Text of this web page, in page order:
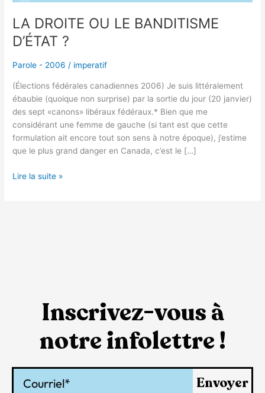
LA DROITE OU LE BANDITISME
D’ÉTAT ?
Parole - 2006 / imperatif
(Élections fédérales canadiennes 2006) Je suis littéralement
ébaubie (quoique non surprise) par la sortie du jour (20 janvier)
des sept «canons» libéraux fédéraux.* Bien que me
considérant une femme de gauche (si tant est que cette
formulation ait encore tout son sens à notre époque), j’estime
que le plus grand danger en Canada, c’est le […]
Lire la suite »
Inscrivez-vous à
notre infolettre !
Envoyer